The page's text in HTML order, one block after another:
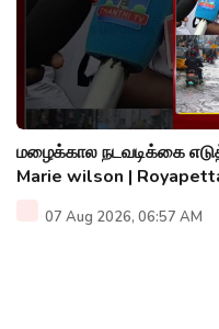
மழைக்கால நடவடிக்கை
Marie wilson |
07 Aug 2026, 06:57 AM